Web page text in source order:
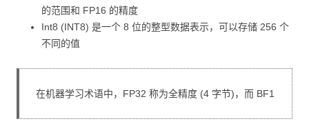
的范围和 FP16 的精度
Int8 (INT8) 是一个 8 位的整型数据表示，可以存储 256 个
不同的值
在机器学习术语中，FP32 称为全精度 (4 字节)，而 BF1